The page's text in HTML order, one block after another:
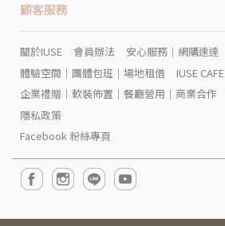
顧客服務
關於IUSE 會員辦法
安心服務｜網購速達
體驗空間｜團體包班｜場地租借
IUSE CAFE
企業禮贈｜軟裝佈置｜餐廳營用｜商業合作
隱私政策
Facebook 粉絲專頁